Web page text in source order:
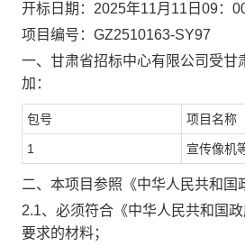
开标日期： 2025年11月 11 日 09：
项目编号： GZ2510163-SY97
一、甘肃省招标中心有限公司受
加：
包号 项目名称
1 宣传像机
二、本项目参照《中华人民共和
2.1、必须符合 《中华人民共和国政
要求的材料；